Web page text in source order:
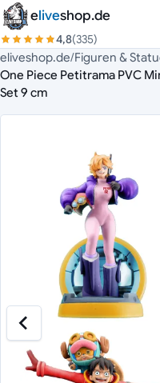
Zum Inhalt springen
eliveshop.de
4,8(335)
eliveshop.de/Figuren &
One Piece Petitrama PVC
Set 9 cm